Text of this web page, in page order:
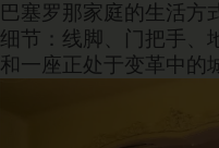
巴塞罗那家庭的生活方
细节：线脚、门把手、
和一座正处于变革中的